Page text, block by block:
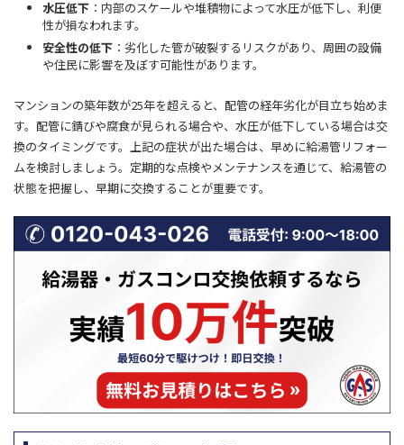
水圧低下 ：内部のスケールや堆積物によって水圧が低下し、利便
性が損なわれます。
安全性の低下 ：劣化した管が破裂するリスクがあり、周囲の設備
や住民に影響を及ぼす可能性があります。
マンションの築年数が25年を超えると、配管の経年劣化が目立ち始めま
す。配管に錆びや腐食が見られる場合や、水圧が低下している場合は交
換のタイミングです。上記の症状が出た場合は、早めに給湯管リフォー
ムを検討しましょう。 定期的な点検やメンテナンスを通じて、給湯管の
状態を把握し、早期に交換することが重要です。